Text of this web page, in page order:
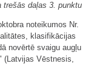
trešās daļas 3. punktu
noteikumos Nr.
klasifikācijas
novērtē svaigu augļu
(Latvijas Vēstnesis,